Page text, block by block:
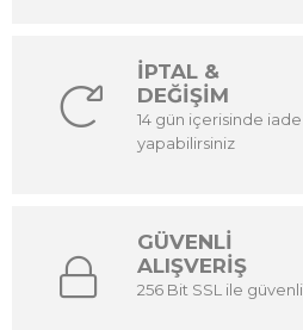
İPTAL &
DEĞİŞİM
14 gün içerisinde
yapabilirsiniz
GÜVENLİ
ALIŞVERİŞ
256 Bit SSL ile güvenli